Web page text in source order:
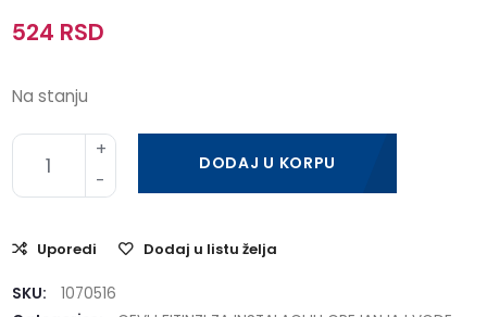
524 RSD
Na stanju
DODAJ U KORPU
Uporedi Dodaj u listu želja
SKU:
1070516